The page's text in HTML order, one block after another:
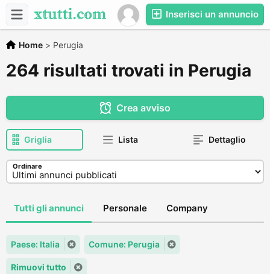
Inserisci un annuncio
Home > Perugia
264 risultati trovati in Perugia
Crea avviso
Griglia Lista Dettaglio
Ordinare
Tutti gli annunci Personale Company
Paese: Italia Comune: Perugia
Rimuovi tutto